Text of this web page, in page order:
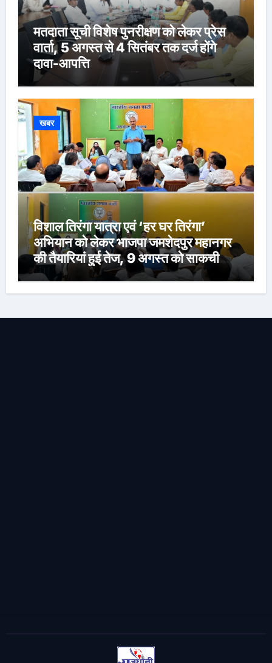
मतदाता सूची विशेष पुनरीक्षण को लेकर प्रेस
वार्ता, 5 अगस्त से 4 सितंबर तक दर्ज होंगे
दावा-आपत्ति
खबर
विशाल तिरंगा यात्रा एवं ‘हर घर तिरंगा’
अभियान को लेकर भाजपा जमशेदपुर महानगर
की तैयारियां हुई तेज, 9 अगस्त को साकची
नेताजी सुभाष मैदान से निकलेगी विशाल तिरंगा
यात्रा